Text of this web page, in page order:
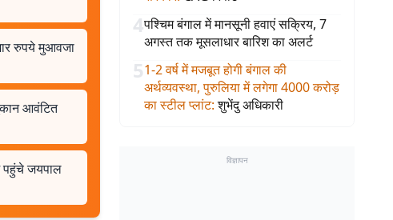
रुपये मुआवजा
आवंटित
पहुंचे जयपाल
4पश्चिम बंगाल में मानसूनी हवाएं सक्रिय, 7
अगस्त तक मूसलाधार बारिश का अलर्ट
51-2 वर्ष में मजबूत होगी बंगाल की
अर्थव्यवस्था, पुरुलिया में लगेगा 4000 करोड़
का स्टील प्लांट: शुभेंदु अधिकारी
विज्ञापन